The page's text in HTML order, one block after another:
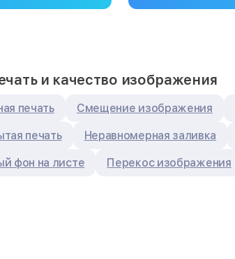
и качество изображения
печать Смещение изображения
печать Неравномерная заливка
фон на листе Перекос изображения